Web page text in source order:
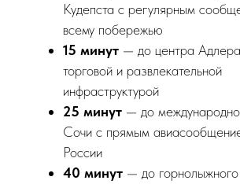
Кудепста с регулярным
всему побережью
15 минут — до центра
торговой и развлекательной
инфраструктурой
25 минут — до
Сочи с прямым
России
40 минут — до горнолыжного